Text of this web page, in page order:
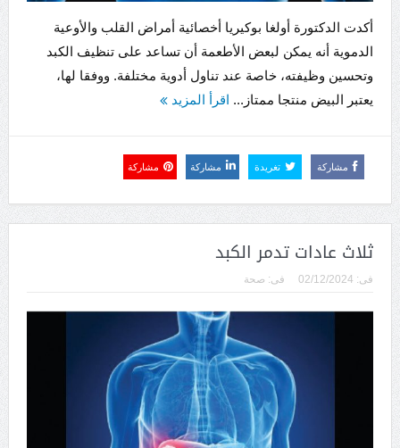
أكدت الدكتورة أولغا بوكيريا أخصائية أمراض القلب والأوعية
الدموية أنه يمكن لبعض الأطعمة أن تساعد على تنظيف الكبد
وتحسين وظيفته، خاصة عند تناول أدوية مختلفة. ووفقا لها،
يعتبر البيض منتجا ممتاز... اقرأ المزيد
مشاركة تغريدة مشاركة مشاركة
ثلاث عادات تدمر الكبد
فى: 02/12/2024 فى: صحة